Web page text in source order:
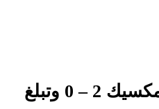
البرازيل تتجاوز المكسيك 2 – 0 وتبلغ